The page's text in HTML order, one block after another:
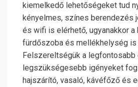
kiemelkedő lehetőségeket tud
kényelmes, színes berendezés
és wifi is elérhető, ugyanakkor a
fürdőszoba és mellékhelység is
Felszereltségük a legfontosabb
legszükségesebb igényeket
hajszárító, vasaló, kávéfőző és